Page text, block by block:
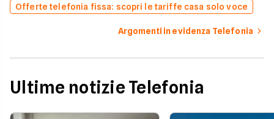
Offerte telefonia fissa: scopri le tariffe casa solo voce
Argomenti in evidenza Telefonia
Ultime notizie Telefonia